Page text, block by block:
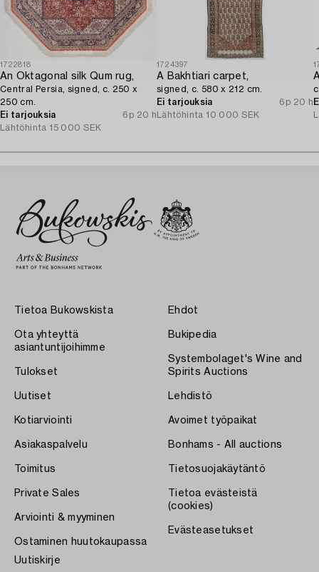
1722818
An Oktagonal silk Qum rug,
Central Persia, signed, c. 250 x
250 cm.
Ei tarjouksia
6p 20 h
Lähtöhinta 15 000 SEK
1724397
A Bakhtiari carpet,
signed, c. 580 x 212 cm.
Ei tarjouksia
6p 20 h
Lähtöhinta 10 000 SEK
Tietoa Bukowskista
Ota yhteyttä
asiantuntijoihimme
Tulokset
Uutiset
Kotiarviointi
Asiakaspalvelu
Toimitus
Private Sales
Arviointi & myyminen
Ostaminen huutokaupassa
Ehdot
Bukipedia
Systembolaget's Wine and
Spirits Auctions
Lehdistö
Avoimet työpaikat
Bonhams - All auctions
Tietosuojakäytäntö
Tietoa evästeistä
(cookies)
Evästeasetukset
Uutiskirje